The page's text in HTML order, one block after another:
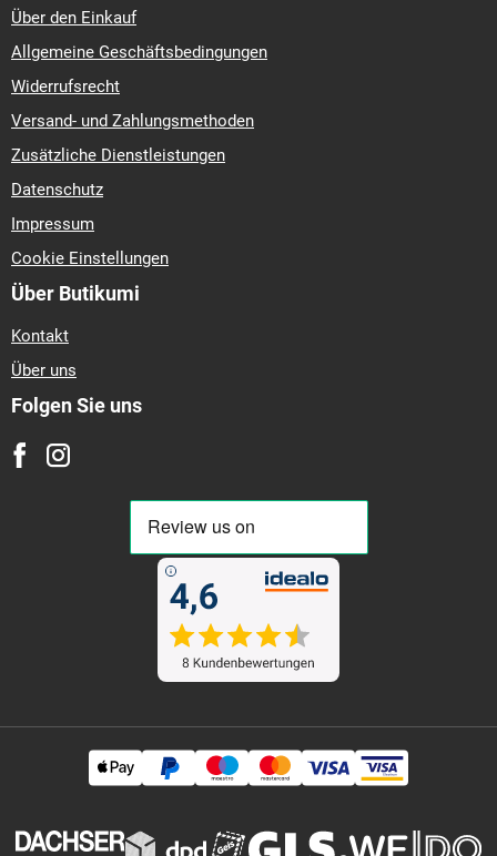
Über den Einkauf
Allgemeine Geschäftsbedingungen
Widerrufsrecht
Versand- und Zahlungsmethoden
Zusätzliche Dienstleistungen
Datenschutz
Impressum
Cookie Einstellungen
Über Butikumi
Kontakt
Über uns
Folgen Sie uns